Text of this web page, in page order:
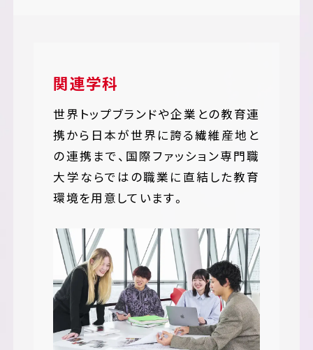
関連学科
世界トップブランドや企業との教育連
携から日本が世界に誇る繊維産地と
の連携まで、国際ファッション専門職
大学ならではの職業に直結した教育
環境を用意しています。